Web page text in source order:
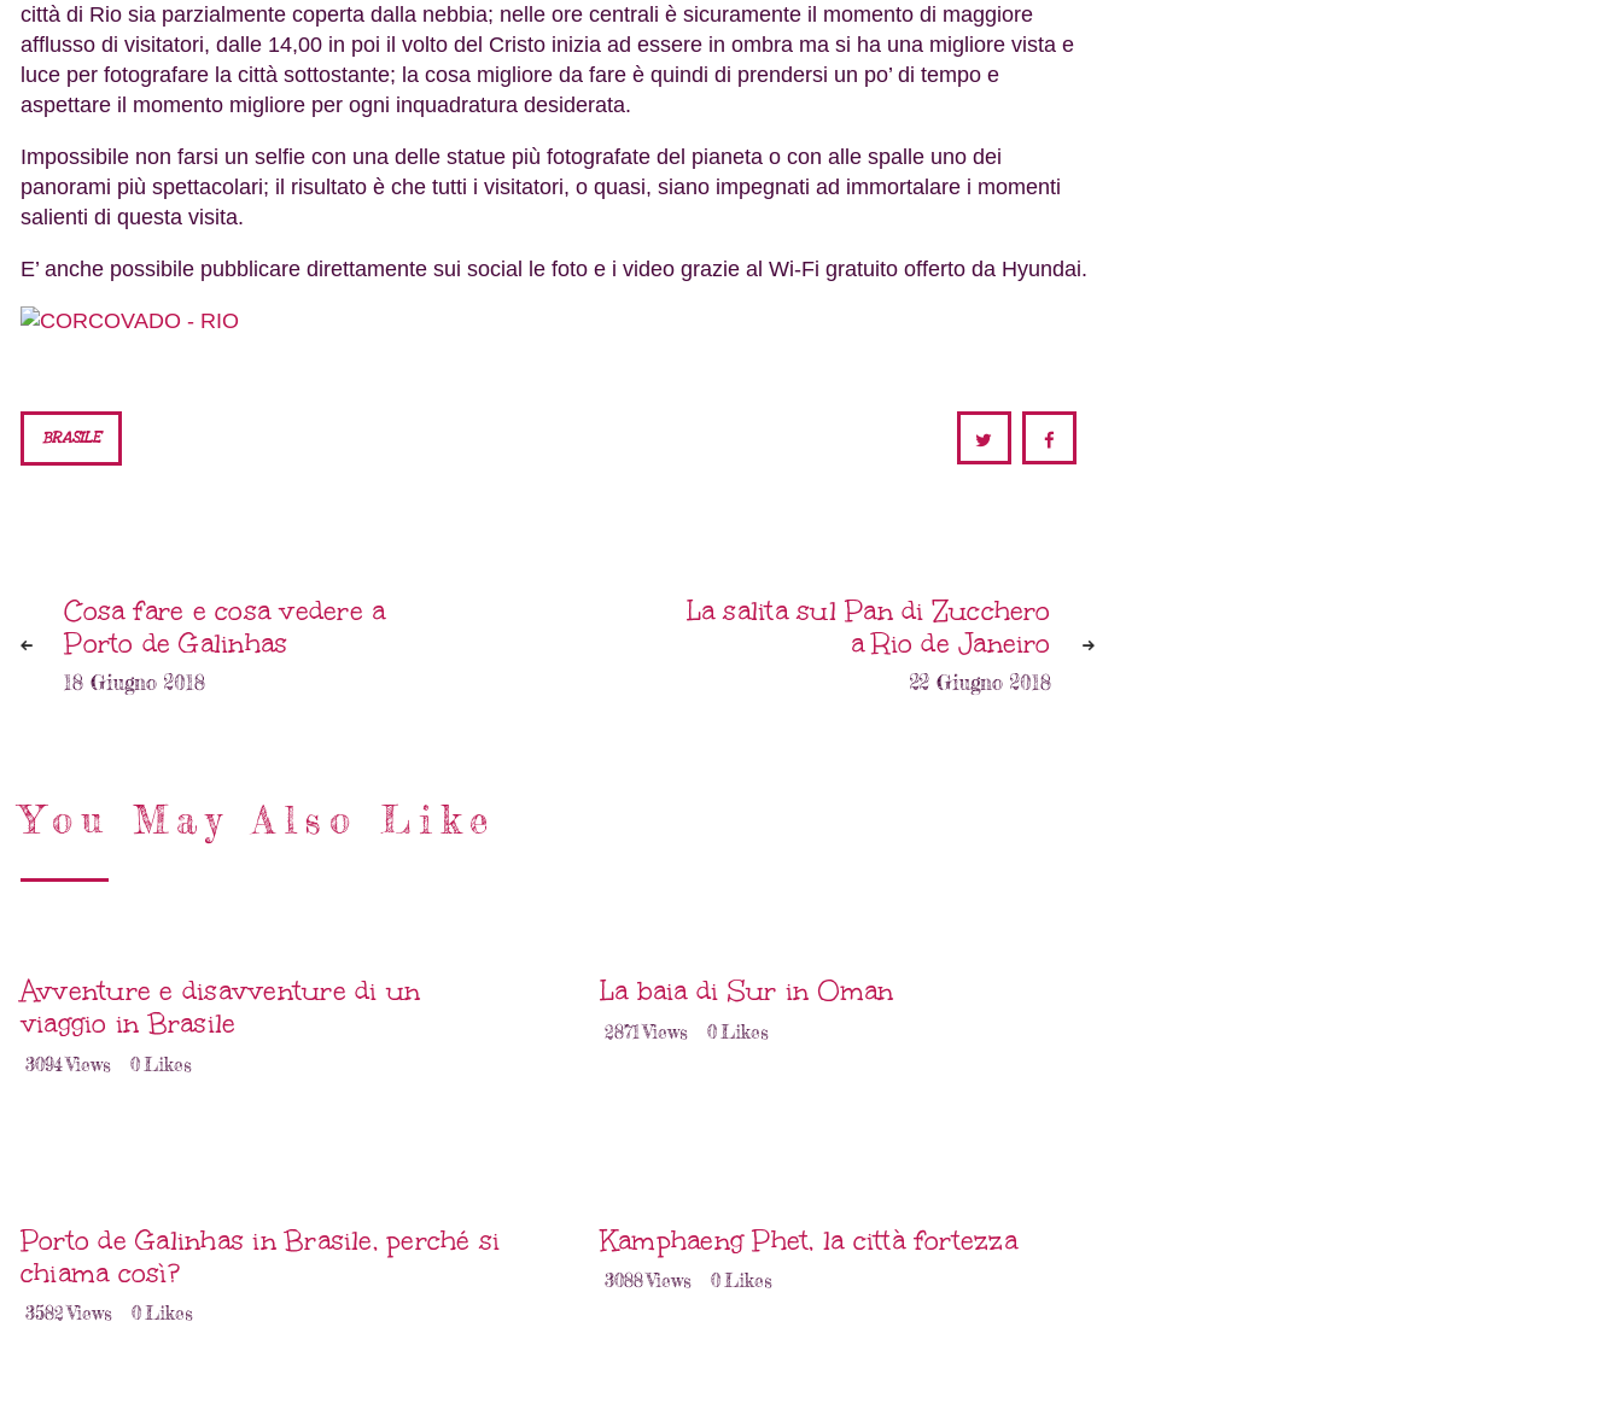
città di Rio sia parzialmente coperta dalla nebbia; nelle ore centrali è sicuramente il momento di maggiore
afflusso di visitatori, dalle 14,00 in poi il volto del Cristo inizia ad essere in ombra ma si ha una migliore vista e
luce per fotografare la città sottostante; la cosa migliore da fare è quindi di prendersi un po’ di tempo e
aspettare il momento migliore per ogni inquadratura desiderata.
Impossibile non farsi un selfie con una delle statue più fotografate del pianeta o con alle spalle uno dei
panorami più spettacolari; il risultato è che tutti i visitatori, o quasi, siano impegnati ad immortalare i momenti
salienti di questa visita.
E’ anche possibile pubblicare direttamente sui social le foto e i video grazie al Wi-Fi gratuito offerto da Hyundai.
BRASILE
Cosa fare e cosa vedere a
Porto de Galinhas
18 Giugno 2018
La salita sul Pan di Zucchero
a Rio de Janeiro
22 Giugno 2018
You May Also Like
Avventure e disavventure di un
viaggio in Brasile
3094Views 0Likes
La baia di Sur in Oman
2871Views 0Likes
Porto de Galinhas in Brasile, perché si
chiama così?
3582 Views 0Likes
Kamphaeng Phet, la città fortezza
3088Views 0Likes